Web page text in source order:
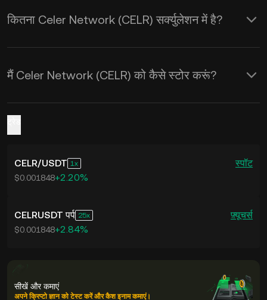
कितना Celer Network (CELR) सर्क्युलेशन में है?
मैं Celer Network (CELR) को कैसे स्टोर करूं?
CELR/USDT 1 स्पॉट
$0.001848+2.20%
CELRUSDT पर्प 25 फ़्यूचर्स
$0.001848+2.84%
सीखें और कमाएं
अपने क्रिप्टो ज्ञान को टेस्ट करें और कैश इनाम कमाएं।